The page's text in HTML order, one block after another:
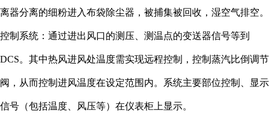
离器分离的细粉进入布袋除尘器，被捕集被回收，湿空气排空。
控制系统：通过进出风口的测压、测温点的变送器信号等到
DCS。其中热风进风处温度需实现远程控制，控制蒸汽比倒调节
阀，从而控制进风温度在设定范围内。系统主要部位控制、显示
信号（包括温度、风压等）在仪表柜上显示。